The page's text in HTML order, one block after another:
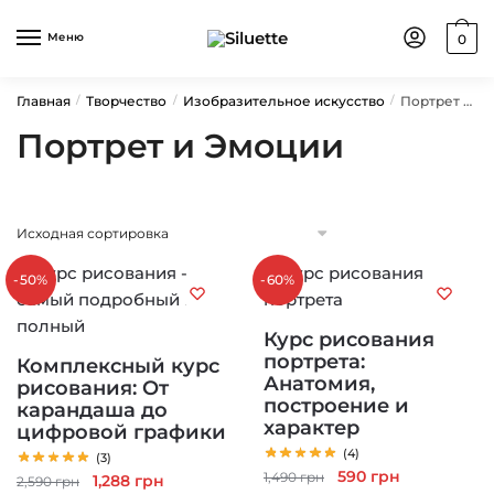
Меню 0
Главная / Творчество / Изобразительное искусство / Портрет и Эмоции
Портрет и Эмоции
-50%
Комплексный курс
рисования: От
карандаша до
цифровой графики
(3)
2,590грн
Первоначальная
1,288 грн
-60%
Курс рисования
портрета:
Анатомия,
построение и
характер
(4)
1,490грн
Первоначальная
590 грн